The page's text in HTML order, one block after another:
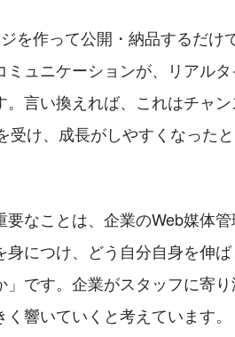
を作って公開・納品するだけ
ュニケーションが、リアル
言い換えれば、これはチャ
受け、成長がしやすくなった
なことは、企業のWeb媒体
身につけ、どう自分自身を伸
」です。企業がスタッフに寄
響いていくと考えています。